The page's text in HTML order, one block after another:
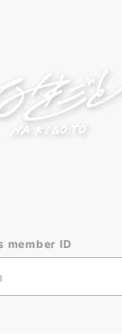
member ID